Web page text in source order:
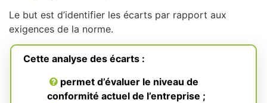
Le but est d’identifier les écarts par rapport aux
exigences de la norme.
Cette analyse des écarts :
permet d’évaluer le niveau de
conformité actuel de l’entreprise ;